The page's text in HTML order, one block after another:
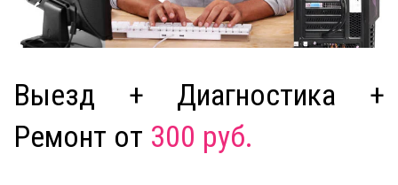
Выезд + Диагностика +
Ремонт от 300 руб.